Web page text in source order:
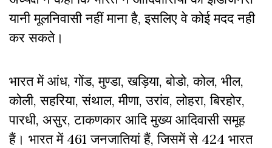
यानी मूलनिवासी नहीं माना है, इसलिए वे कोई मदद नही
कर सकते।
भारत में आंध,गोंड,मुण्डा,खड़िया,बोडो,कोल, भील,
कोली,सहरिया,संथाल,मीणा,उरांव,लोहरा,बिरहोर,
पारधी, असुर,टाकणकार आदि मुख्य आदिवासी समूह
हैं। भारत में 461 जनजातियां हैं,जिसमें से 424 भारत